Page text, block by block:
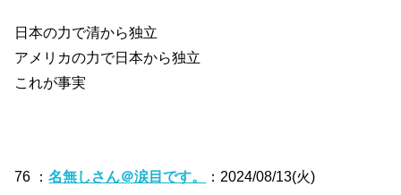
日本の力で清から独立
アメリカの力で日本から独立
これが事実
76 ：名無しさん＠涙目です。
：2024/08/13(火)